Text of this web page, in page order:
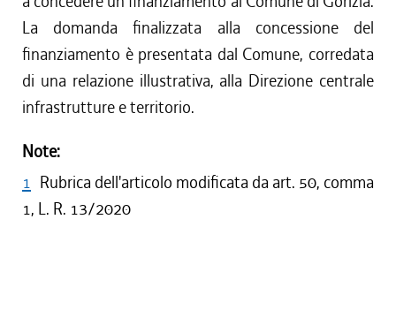
La domanda finalizzata alla concessione del
finanziamento è presentata dal Comune, corredata
di una relazione illustrativa, alla Direzione centrale
infrastrutture e territorio.
Note:
1 Rubrica dell'articolo modificata da art. 50, comma
1, L. R. 13/2020